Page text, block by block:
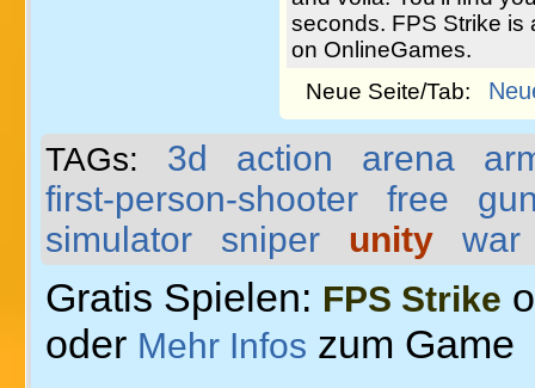
seconds. FPS Strike is
on OnlineGames.
Neue Seite/Tab:
TAGs: 3d action arena
first-person-shooter
free
simulator
sniper unity war
Gratis Spielen: FPS Strike
oder Mehr Infos zum Game